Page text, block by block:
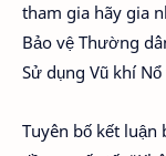
tham gia hãy gia
Bảo vệ Thường
Sử dụng Vũ khí
Tuyên bố kết luận